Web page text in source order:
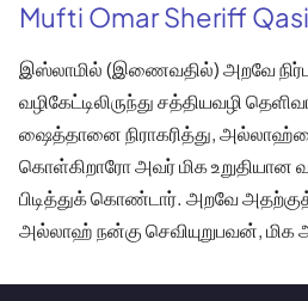
Mufti Omar Sheriff
இஸ்லாமில் (இணைவதில்) அறவே
வழிகேட்டிலிருந்து சத்தியவழி
ஷைத்தானை நிராகரித்து,
கொள்கிறாரோ அவர் மிக உறுதியான
பிடித்துக் கொண்டார். அறவே
அல்லாஹ் நன்கு செவியுறுபவன், மிக